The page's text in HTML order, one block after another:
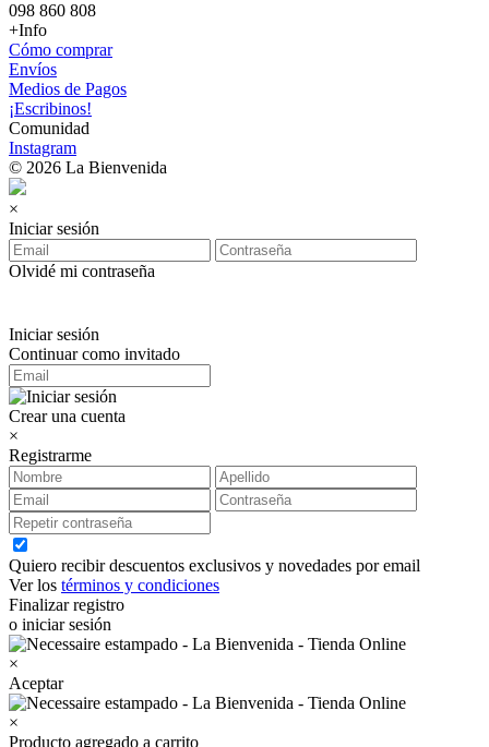
098 860 808
+Info
Cómo comprar
Envíos
Medios de Pagos
¡Escribinos!
Comunidad
Instagram
© 2026 La Bienvenida
×
Iniciar sesión
Olvidé mi contraseña
Iniciar sesión
Continuar como invitado
Crear una cuenta
×
Registrarme
Quiero recibir descuentos exclusivos y novedades por email
Ver los términos y condiciones
Finalizar registro
o iniciar sesión
×
Aceptar
×
Producto agregado a carrito